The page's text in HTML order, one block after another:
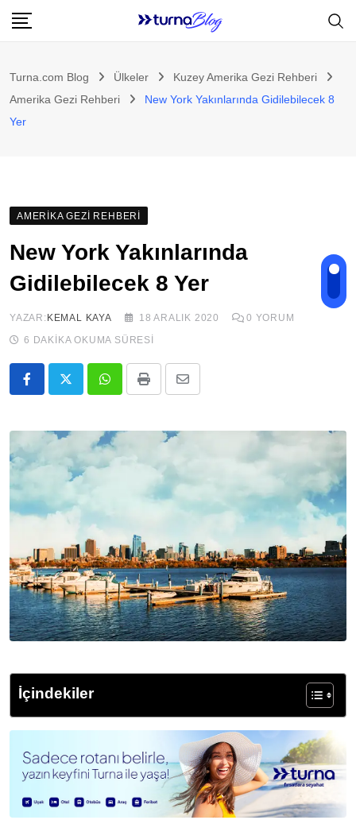
Skip
Turna.com Blog Ülkeler
Kuzey Amerika Gezi Rehberi
Amerika Gezi Rehberi
New York Yakınlarında Gidilebilecek 8
Yer
AMERIKA GEZI REHBERI
New York Yakınlarında
Gidilebilecek 8 Yer
YAZAR: KEMAL KAYA 18 ARALIK 2020 0 YORUM
6 DAKIKA OKUMA SÜRESI
Whatsapp
Print
ile
İçindekiler